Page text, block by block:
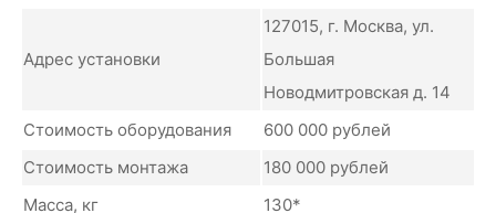
Адрес установки
127015, г. Москва, ул.
Большая
Новодмитровская д. 14
Стоимость оборудования
600 000 рублей
Стоимость монтажа
180 000 рублей
Масса, кг
130*